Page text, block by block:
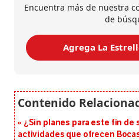
Encuentra más de nuestra
de
Agrega La
¿Sin planes para este fin de
actividades que ofrecen